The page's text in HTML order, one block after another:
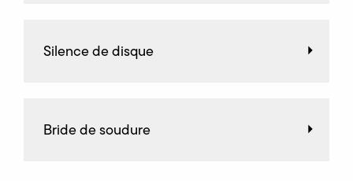
Silence de disque
Bride de soudure